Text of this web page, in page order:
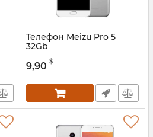
Телефон Meizu Pro 5
32Gb
9,90 $